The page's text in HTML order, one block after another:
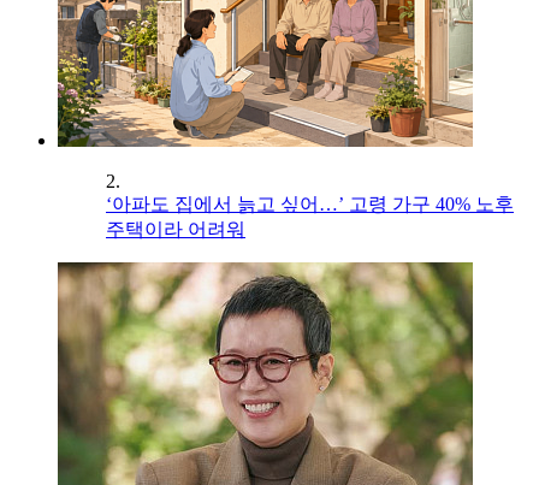
2.
‘아파도 집에서 늙고 싶어…’ 고령 가구 40% 노후
주택이라 어려워